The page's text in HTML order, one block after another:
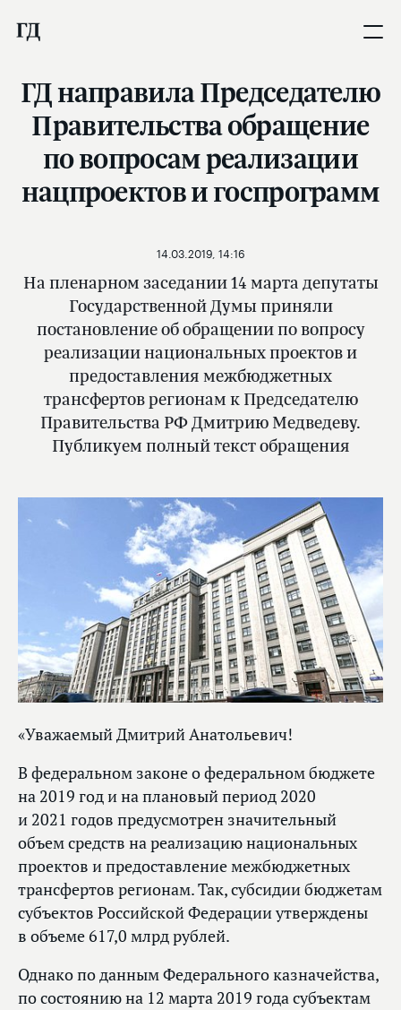
ГД направила Председателю
Правительства обращение
по вопросам реализации
нацпроектов и госпрограмм
На пленарном заседании 14 марта депутаты
Государственной Думы приняли
постановление об обращении по вопросу
реализации национальных проектов и
предоставления межбюджетных
трансфертов регионам к Председателю
Правительства РФ Дмитрию Медведеву.
Публикуем полный текст обращения
14.03.2019, 14:16
«Уважаемый Дмитрий Анатольевич!
В федеральном законе о федеральном бюджете
на 2019 год и на плановый период 2020
и 2021 годов предусмотрен значительный
объем средств на реализацию национальных
проектов и предоставление межбюджетных
трансфертов регионам. Так, субсидии бюджетам
субъектов Российской Федерации утверждены
в объеме 617,0 млрд рублей.
Однако по данным Федерального казначейства,
по состоянию на 12 марта 2019 года субъектам